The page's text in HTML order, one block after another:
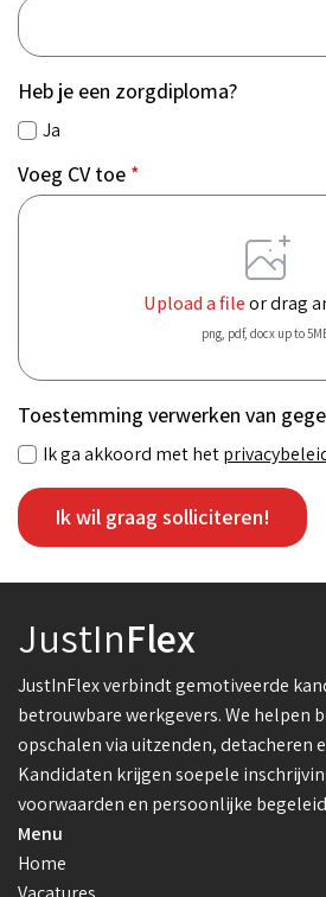
Heb je een zorgdiploma?
Ja
Voeg CV toe *
Upload a fileor drag
png, pdf, docx up to
Toestemming verwerken van
Ik ga akkoord met het
Ik wil graag solliciteren!
JustInFlex
JustInFlex verbindt gemotiveerde
betrouwbare werkgevers. We helpen
opschalen via uitzenden, detacheren
Kandidaten krijgen soepele
voorwaarden en persoonlijke
Menu
Home